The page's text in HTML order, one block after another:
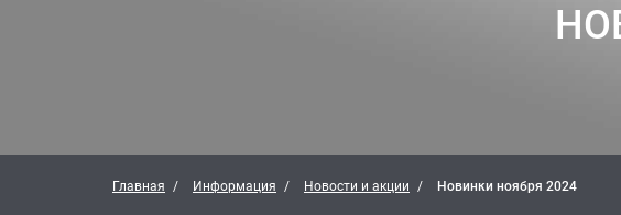
Главная Информация Новости и акции Новинки ноября 2024